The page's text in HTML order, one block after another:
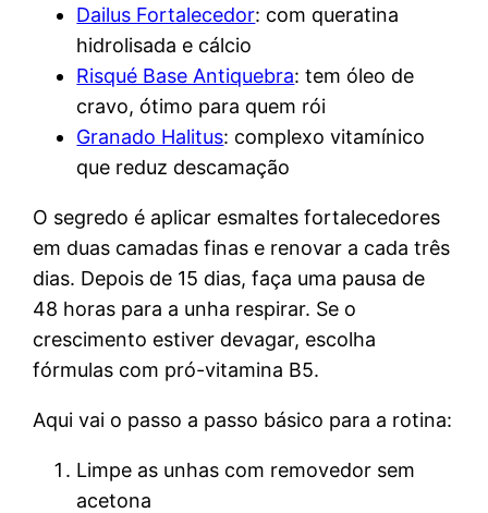
Dailus Fortalecedor: com queratina
hidrolisada e cálcio
Risqué Base Antiquebra: tem óleo de
cravo, ótimo para quem rói
Granado Halitus: complexo vitamínico
que reduz descamação
O segredo é aplicar esmaltes fortalecedores
em duas camadas finas e renovar a cada três
dias. Depois de 15 dias, faça uma pausa de
48 horas para a unha respirar. Se o
crescimento estiver devagar, escolha
fórmulas com pró-vitamina B5.
Aqui vai o passo a passo básico para a rotina:
Limpe as unhas com removedor sem
acetona